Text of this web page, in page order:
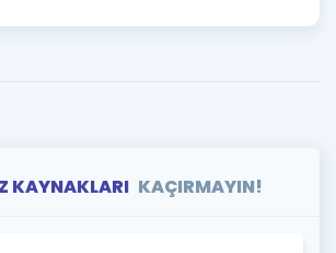
KAYNAKLARI KAÇIRMAYIN!